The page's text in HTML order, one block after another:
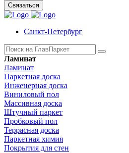
Связаться
Санкт-Петербург
Ламинат
Ламинат
Паркетная доска
Инженерная доска
Виниловый пол
Массивная доска
Штучный паркет
Пробковый пол
Террасная доска
Паркетная химия
Покрытия для стен